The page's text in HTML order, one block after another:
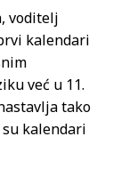
voditelj
kalendari
već u 11.
tako
kalendari